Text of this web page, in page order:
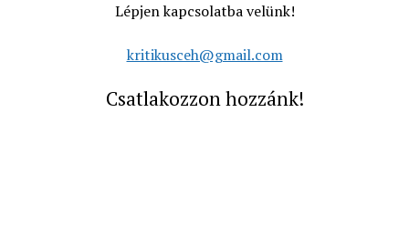
Lépjen kapcsolatba velünk!
kritikusceh@gmail.com
Csatlakozzon hozzánk!